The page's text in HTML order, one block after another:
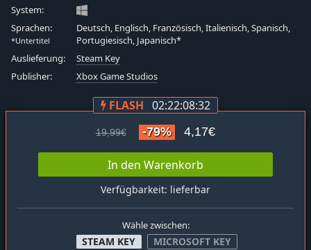
System:
Sprachen:
*Untertitel
Deutsch, Englisch, Französisch, Italienisch, Spanisch,
Portugiesisch, Japanisch*
Auslieferung:
Steam Key
Publisher:
Xbox Game Studios
FLASH 02:22:08:32
19,99€ -79% 4,17€
In den Warenkorb
Verfügbarkeit: lieferbar
Wähle zwischen:
STEAM KEY MICROSOFT KEY